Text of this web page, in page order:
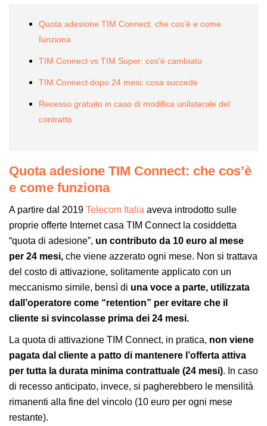
Quota adesione TIM Connect: che cos’è e come
funziona
TIM Connect vs TIM Super: cos’è cambiato
TIM Connect dopo 24 mesi: cosa succede
Recesso gratuito in caso di modifica unilaterale del
contratto
Quota adesione TIM Connect: che cos’è
e come funziona
A partire dal 2019 Telecom Italia aveva introdotto sulle
proprie offerte Internet casa TIM Connect la cosiddetta
“quota di adesione”, un contributo da 10 euro al mese
per 24 mesi, che viene azzerato ogni mese. Non si trattava
del costo di attivazione, solitamente applicato con un
meccanismo simile, bensì di una voce a parte, utilizzata
dall’operatore come “retention” per evitare che il
cliente si svincolasse prima dei 24 mesi.
La quota di attivazione TIM Connect, in pratica, non viene
pagata dal cliente a patto di mantenere l’offerta attiva
per tutta la durata minima contrattuale (24 mesi). In caso
di recesso anticipato, invece, si pagherebbero le mensilità
rimanenti alla fine del vincolo (10 euro per ogni mese
restante).